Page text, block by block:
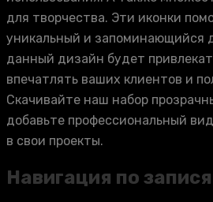
для творчества. Эти иконки
уникальный и запоминающийся
данный дизайн будет
впечатлять ваших клиентов и
Скачивайте наш набор
добавьте профессиональный
в свои проекты.
Навигация по